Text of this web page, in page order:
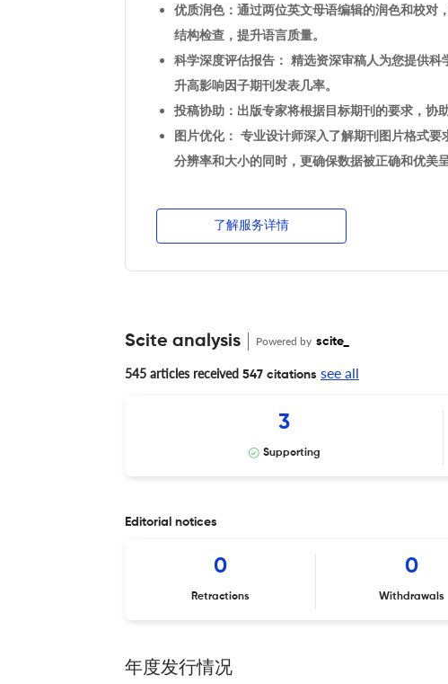
优质润色：通过两位英文母语编辑的润色和校对
结构检查，提升语言质量。
科学深度评估报告： 精选资深审稿人为您提供
升高影响因子期刊发表几率。
投稿协助：出版专家将根据目标期刊的要求，协
图片优化： 专业设计师深入了解期刊图片格式要
分辨率和大小的同时，更确保数据被正确和优美呈
了解服务详情
Scite analysis Powered by scite_
545 articles received 547 citations see all
3
Supporting
Editorial notices
0
Retractions
0
Withdrawals
年度发行情况